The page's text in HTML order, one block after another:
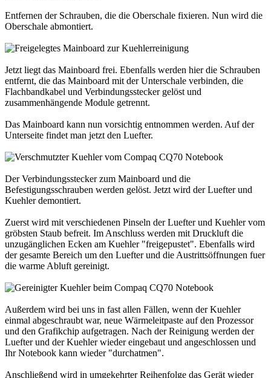
Entfernen der Schrauben, die die Oberschale fixieren. Nun wird die
Oberschale abmontiert.
Jetzt liegt das Mainboard frei. Ebenfalls werden hier die Schrauben
entfernt, die das Mainboard mit der Unterschale verbinden, die
Flachbandkabel und Verbindungsstecker gelöst und
zusammenhängende Module getrennt.
Das Mainboard kann nun vorsichtig entnommen werden. Auf der
Unterseite findet man jetzt den Luefter.
Der Verbindungsstecker zum Mainboard und die
Befestigungsschrauben werden gelöst. Jetzt wird der Luefter und
Kuehler demontiert.
Zuerst wird mit verschiedenen Pinseln der Luefter und Kuehler vom
gröbsten Staub befreit. Im Anschluss werden mit Druckluft die
unzugänglichen Ecken am Kuehler "freigepustet". Ebenfalls wird
der gesamte Bereich um den Luefter und die Austrittsöffnungen fuer
die warme Abluft gereinigt.
Außerdem wird bei uns in fast allen Fällen, wenn der Kuehler
einmal abgeschraubt war, neue Wärmeleitpaste auf den Prozessor
und den Grafikchip aufgetragen. Nach der Reinigung werden der
Luefter und der Kuehler wieder eingebaut und angeschlossen und
Ihr Notebook kann wieder "durchatmen".
Anschließend wird in umgekehrter Reihenfolge das Gerät wieder